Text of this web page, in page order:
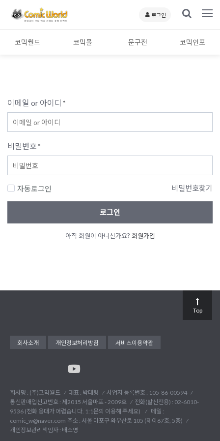
로그인
코믹월드 코믹몰 문구전 코믹인포
이메일 or 아이디 *
비밀번호*
자동로그인 비밀번호찾기
로그인
아직 회원이 아니신가요? 회원가입
회사소개 개인정보처리방침 서비스이용약관
회사명 : (주)코믹월드 대표 : 박대령
사업자 등록번호 : 105-86-00594
통신판매업신고번호 : 제2015 서울마포 - 2009호
전화(발신전용) : 02-6010-
9536 (전화 응대가 어렵습니다. 1:1문의 이용해 주세요)
메일 :
comic_w@naver.com 주소 : 서울 마포구 와우산로 105 (제이67호, 5층)
개인정보관리책임자 : 배소영
Top